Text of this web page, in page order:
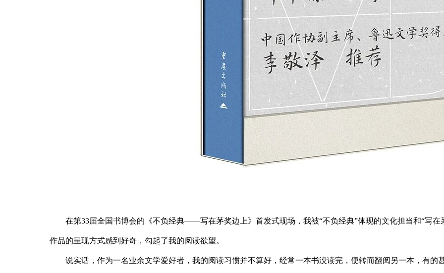
在第33届全国书博会的《不负经典——写在茅奖边上》首发式现场，我被“不负经典”体现的文化担当和“写
作品的呈现方式感到好奇，勾起了我的阅读欲望。
说实话，作为一名业余文学爱好者，我的阅读习惯并不算好，经常一本书没读完，便转而翻阅另一本，有